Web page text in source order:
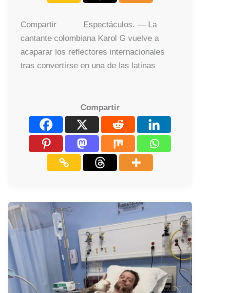
Compartir Espectáculos. — La
cantante colombiana Karol G vuelve a
acaparar los reflectores internacionales
tras convertirse en una de las latinas
Compartir